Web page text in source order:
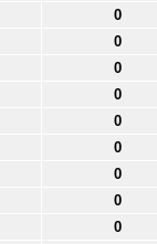
0
0
0
0
0
0
0
0
0